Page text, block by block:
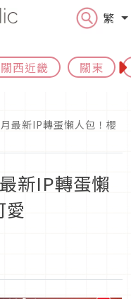
繁
關西近畿 關東
最新IP轉蛋懶人包！櫻
新IP轉蛋懶
愛